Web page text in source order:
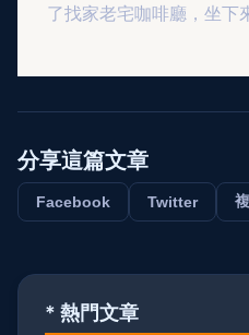
了找家老宅咖啡廳，坐下
分享這篇文章
Facebook Twitter
* 熱門文章